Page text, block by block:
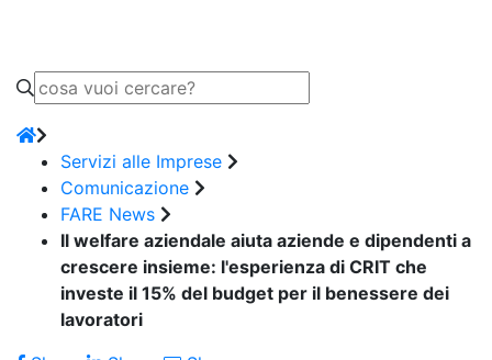
Servizi alle Imprese
Comunicazione
FARE News
Il welfare aziendale aiuta aziende e dipendenti a
crescere insieme: l'esperienza di CRIT che
investe il 15% del budget per il benessere dei
lavoratori